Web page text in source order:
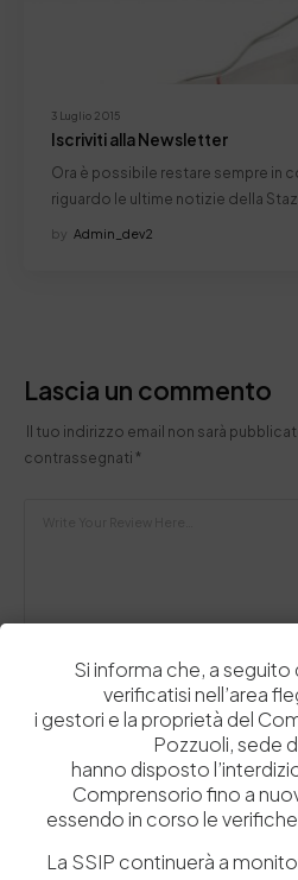
3 Luglio 2015
Iscriviti alla Newsletter
Ora è possibile restare sempre in
riguardo le ultime notizie della
by Admin_dev2
Lascia un commento
Il tuo indirizzo email non sarà
contrassegnati *
Salva il mio nome, email e sito
Si informa che, a seguito
verificatisi nell’area
i gestori e la proprietà del
Pozzuoli, sede
hanno disposto
Comprensorio fino a
essendo in corso le
La SSIP continuerà a